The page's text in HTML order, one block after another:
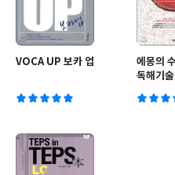
VOCA UP 보카 업
에몽의
독해기술